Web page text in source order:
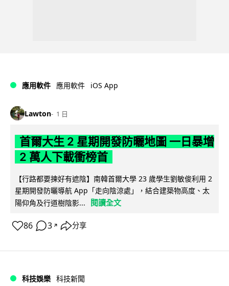
應用軟件 應用軟件 iOS App
Lawton 1 日
首爾大生 2 星期開發防曬地圖 一日暴增
2 萬人下載衝榜首
【行路都要揀好有遮陰】南韓首爾大學 23 歲學生劉敏俊利用 2
星期開發防曬導航 App「走向陰涼處」，結合建築物高度、太
陽仰角及行道樹陰影...
閱讀全文
86 3 ↗ 分享
科技娛樂 科技新聞